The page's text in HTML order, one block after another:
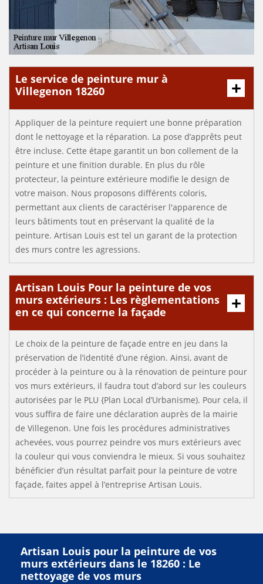
Le service de peinture mur à
Villegenon 18260
Appliquer de la peinture requiert une bonne préparation
dont le nettoyage et la réparation. La pose d’apprêts peut
être incluse. Cette étape garantit un bon collement de la
peinture et une finition durable. En plus du rôle
protecteur, la peinture extérieure modifie le design de
votre maison. Nous proposons différents coloris,
permettant aux clients de caractériser l'apparence de
leurs bâtiments tout en préservant la qualité de la
peinture. Artisan Louis est tel un garant de la protection
des murs contre les agressions.
Artisan Louis Pour la peinture de vos
murs extérieurs : Les règlementations
en ce qui concerne la façade
Le choix de la peinture de façade entre en jeu dans la
préservation de l’identité d’une région. Ainsi, avant de
procéder à la peinture ou à la rénovation de peinture pour
vos murs extérieurs, il faudra tout d’abord sur les couleurs
autorisées par le PLU {Plan Local d’Urbanisme). Pour cela, il
vous suffira de faire une déclaration auprès de la mairie
de Villegenon. Une fois les procédures administratives
achevées, vous pourrez peindre vos murs extérieurs avec
la couleur qui vous conviendra le mieux. Si vous souhaitez
bénéficier d’un résultat parfait pour la peinture de votre
façade, faites appel à l’entreprise Artisan Louis.
Artisan Louis pour la peinture de vos
murs extérieurs dans le 18260 : Le
nettoyage de vos murs